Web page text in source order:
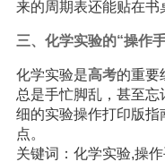
来的周期表还能贴在书
三、化学实验的“操作
化学实验是高考的重要
总是手忙脚乱，甚至
细的实验操作打印版
点。
关键词：化学实验,操